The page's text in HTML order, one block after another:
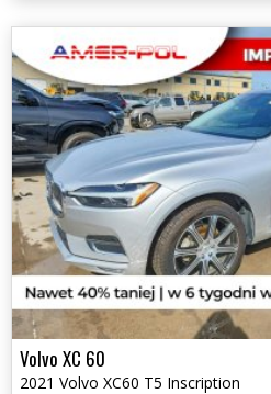
Volvo XC 60
2021 Volvo XC60 T5 Inscription